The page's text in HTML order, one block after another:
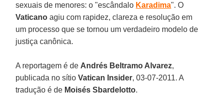
sexuais de menores: o "escândalo Karadima". O
Vaticanoagiu com rapidez, clareza e resolução em
um processo que se tornou um verdadeiro modelo de
justiça canônica.
A reportagem é de Andrés Beltramo Alvarez,
publicada no sítioVatican Insider, 03-07-2011. A
tradução é de Moisés Sbardelotto.